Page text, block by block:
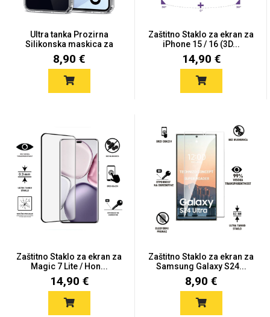
Ultra tanka Prozirna
Silikonska maskica za
Sam...
8,90 €
Zaštitno Staklo za ekran za
iPhone 15 / 16 (3D...
14,90 €
Zaštitno Staklo za ekran za
Magic 7 Lite / Hon...
14,90 €
Zaštitno Staklo za ekran za
Samsung Galaxy S24...
8,90 €
MarbleMania
Gaming motivi Crtani filmovi
Obiteljski motivi